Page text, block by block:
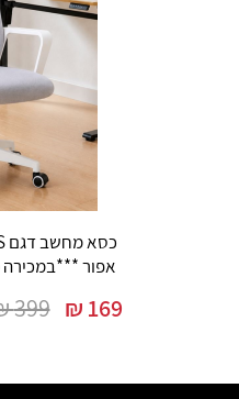
אפור ***במכירה
169
₪
399 ₪